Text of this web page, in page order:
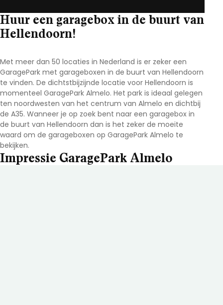
Huur een garagebox in de buurt van
Hellendoorn!
Met meer dan 50 locaties in Nederland is er zeker een
GaragePark met garageboxen in de buurt van Hellendoorn
te vinden. De dichtstbijzijnde locatie voor Hellendoorn is
momenteel GaragePark Almelo. Het park is ideaal gelegen
ten noordwesten van het centrum van Almelo en dichtbij
de A35. Wanneer je op zoek bent naar een garagebox in
de buurt van Hellendoorn dan is het zeker de moeite
waard om de garageboxen op GaragePark Almelo te
bekijken.
Impressie GaragePark Almelo